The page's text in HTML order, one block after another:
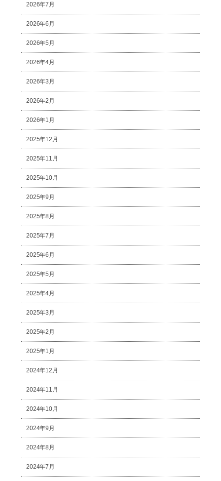
2026年7月
2026年6月
2026年5月
2026年4月
2026年3月
2026年2月
2026年1月
2025年12月
2025年11月
2025年10月
2025年9月
2025年8月
2025年7月
2025年6月
2025年5月
2025年4月
2025年3月
2025年2月
2025年1月
2024年12月
2024年11月
2024年10月
2024年9月
2024年8月
2024年7月